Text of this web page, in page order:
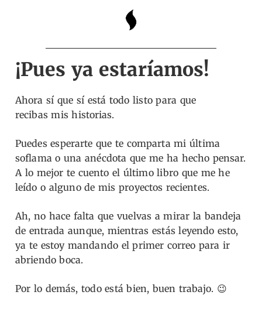
¡Pues ya estaríamos!
Ahora sí que sí está todo listo para que
recibasmis historias.
Puedes esperarte que te comparta mi última
soflama o una anécdota que me ha hecho pensar.
A lo mejor te cuento el último libro que me he
leído o alguno de mis proyectos recientes.
Ah, no hace falta que vuelvas a mirar la bandeja
de entrada aunque, mientras estás leyendo esto,
ya te estoy mandando el primer correo para ir
abriendo boca.
Por lo demás, todo está bien, buen trabajo. 😉